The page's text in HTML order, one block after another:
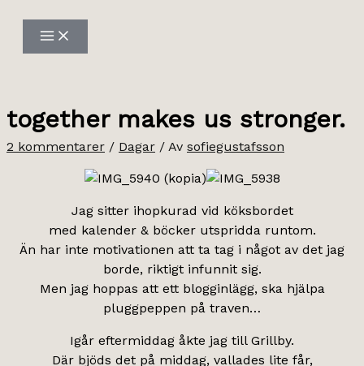
innehåll
together makes us stronger.
2 kommentarer / Dagar / Av sofiegustafsson
Jag sitter ihopkurad vid köksbordet
med kalender & böcker utspridda runtom.
Än har inte motivationen att ta tag i något av det jag
borde, riktigt infunnit sig.
Men jag hoppas att ett blogginlägg, ska hjälpa
pluggpeppen på traven…
Igår eftermiddag åkte jag till Grillby.
Där bjöds det på middag, vallades lite får,